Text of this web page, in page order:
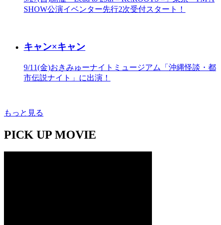
SHOW公演イベンター先行2次受付スタート！
キャン×キャン
9/11(金)おきみゅーナイトミュージアム「沖縄怪談・都
市伝説ナイト」に出演！
もっと見る
PICK UP MOVIE